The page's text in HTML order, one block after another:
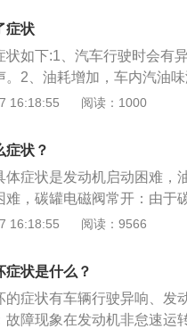
的时候会产生断续的开关
象。2、踩油门唑车，且车
汽油味比较大。此时需要格
汽油蒸汽会沿着破损裂口直
路漏油，将造成进入发动
速无力故障现象:发动机启
力，这个时候要注意是否由
界空气不易进入碳罐，罐罐
，于是发动机控制单元减
是发动机控制单元又增加
规律的忽高忽低现象，所以
是否畅通。4、发动机熄火
症状
如下:1、汽车行驶时会有
。2、油耗增加，车内汽油
燃两次，点燃后很容易再
电磁阀自始至终都是开启
当发动机启动的时候，过浓
火。油蒸气外泄（碳罐电磁
碳罐吸附储存的油蒸气便无
油箱盖泄压阀处外泄。因
电磁阀损坏了。正常碳罐
的状况，可以通过测量碳罐
不符标准，则表明电磁阀
16:18:55 阅读：1000
症状？
体症状是发动机启动困难，
难，碳罐电磁阀常开：由于
气也便会充满着油蒸气，
阀自始至终都是关闭状态，
力增高，并最终使油蒸汽
16:18:55 阅读：9566
症状是什么？
的症状有车辆行驶异响、发
故障现象在发动机非怠速运